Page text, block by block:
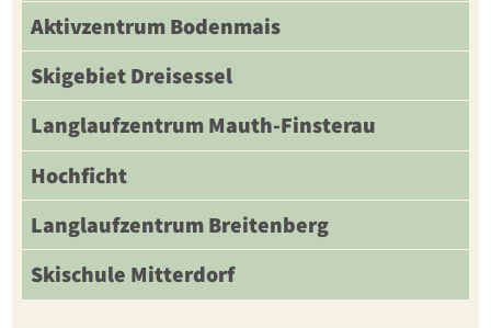
Aktivzentrum Bodenmais
Skigebiet Dreisessel
Langlaufzentrum Mauth-Finsterau
Hochficht
Langlaufzentrum Breitenberg
Skischule Mitterdorf